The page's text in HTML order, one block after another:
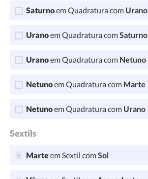
Saturnoem Quadratura com Urano
Uranoem Quadratura comSaturno
Uranoem Quadratura com Netuno
Netunoem Quadratura com Marte
Netunoem Quadratura com Urano
Sextils
Marteem Sextil comSol